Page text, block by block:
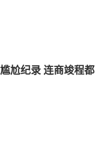
尬纪录 连商竣程都